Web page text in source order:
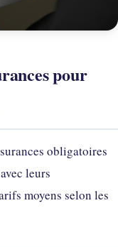
pour
obligatoires
leurs
moyens selon les